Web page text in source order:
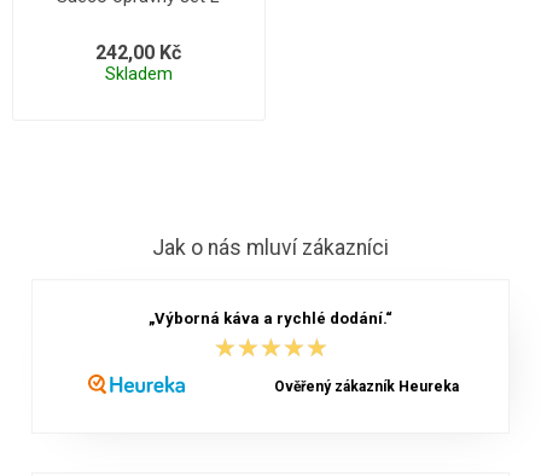
242,00 Kč
Skladem
Jak o nás mluví zákazníci
„Výborná káva a rychlé dodání.“
★★★★★
★★★★★
Ověřený zákazník Heureka